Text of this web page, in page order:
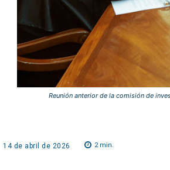
Reunión anterior de la comisión de
14 de abril de 2026 2min.